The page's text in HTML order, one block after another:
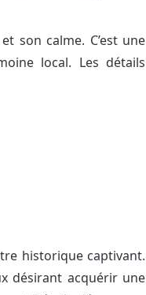
son calme. C’est une
local. Les détails
historique captivant.
désirant acquérir une